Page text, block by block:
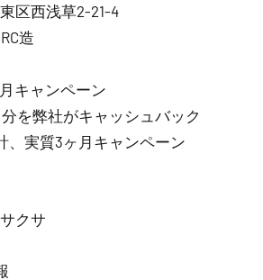
西浅草2-21-4
造
キャンペーン
を弊社がキャッシュバック
、実質3ヶ月キャンペーン
クサ